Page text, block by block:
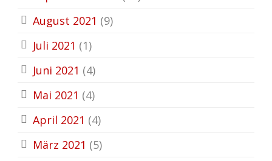
August 2021 (9)
Juli 2021 (1)
Juni 2021 (4)
Mai 2021 (4)
April 2021 (4)
März 2021 (5)